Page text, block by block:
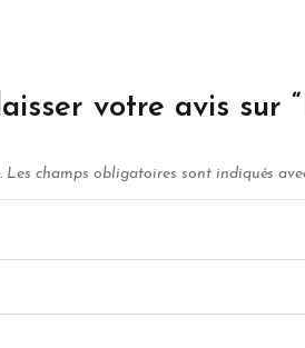
votre avis sur
Les champs obligatoires sont indiqués